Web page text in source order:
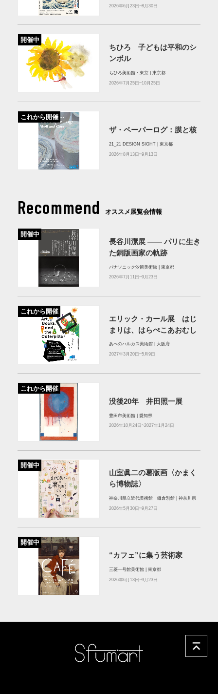
2026年6月23日~8月30日
開催中
ちひろ 子どもは平和のシ
ンボル
ちひろ美術館・東京 | 東京都
2026年7月25日~10月25日
これから開催
ザ・ペーパーログ：膜と核
21_21 DESIGN SIGHT | 東京都
2026年8月13日~9月13日
Recommend オススメ展覧会情報
開催中
長谷川潔展 ―― パリに生き
た銅版画家の軌跡
パナソニック汐留美術館 | 東京都
2026年7月11日~9月23日
これから開催
エリック・カール展 はじ
まりは、はらぺこあおむし
あべのハルカス美術館 | 大阪府
2027年3月20日~5月9日
これから開催
没後20年 井田照一展
豊田市美術館 | 愛知県
2026年10月24日~2027年1月24日
開催中
山室眞二の薯版画〈かまく
ら博物誌〉
神奈川県立近代美術館 鎌倉別館 | 神奈川県
2026年5月30日~9月27日
開催中
“カフェ”に集う芸術家
三菱一号館美術館 | 東京都
2026年6月13日~9月23日